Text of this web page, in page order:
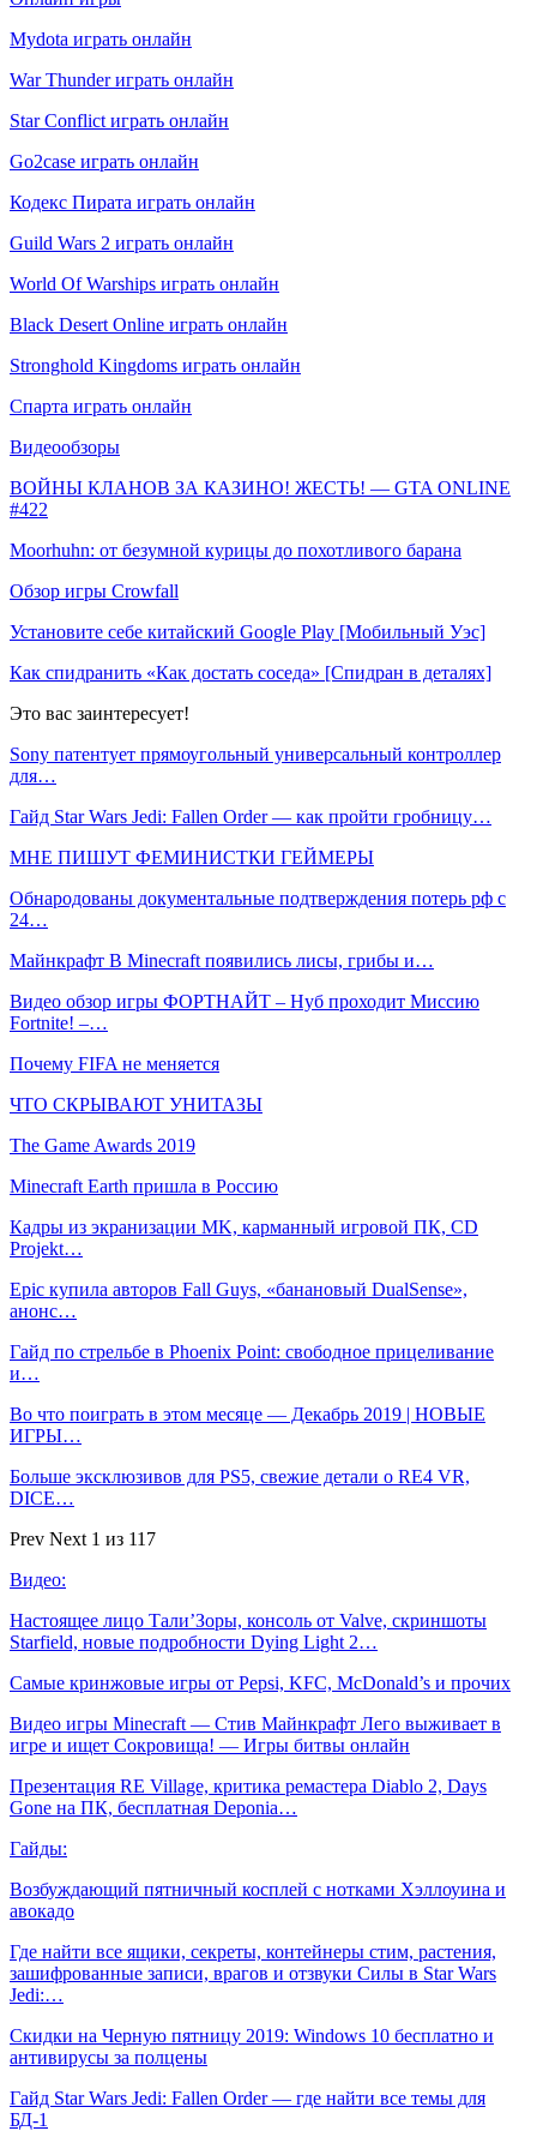
Mydota играть онлайн
War Thunder играть онлайн
Star Conflict играть онлайн
Go2case играть онлайн
Кодекс Пирата играть онлайн
Guild Wars 2 играть онлайн
World Of Warships играть онлайн
Black Desert Online играть онлайн
Stronghold Kingdoms играть онлайн
Спарта играть онлайн
Видеообзоры
ВОЙНЫ КЛАНОВ ЗА КАЗИНО! ЖЕСТЬ! — GTA ONLINE
#422
Moorhuhn: от безумной курицы до похотливого барана
Обзор игры Crowfall
Установите себе китайский Google Play [Мобильный Уэс]
Как спидранить «Как достать соседа» [Спидран в деталях]
Это вас заинтересует!
Sony патентует прямоугольный универсальный контроллер
для…
Гайд Star Wars Jedi: Fallen Order — как пройти гробницу…
МНЕ ПИШУТ ФЕМИНИСТКИ ГЕЙМЕРЫ
Обнародованы документальные подтверждения потерь рф с
24…
Майнкрафт В Minecraft появились лисы, грибы и…
Видео обзор игры ФОРТНАЙТ – Нуб проходит Миссию
Fortnite! –…
Почему FIFA не меняется
ЧТО СКРЫВАЮТ УНИТАЗЫ
The Game Awards 2019
Minecraft Earth пришла в Россию
Кадры из экранизации MK, карманный игровой ПК, CD
Projekt…
Epic купила авторов Fall Guys, «банановый DualSense»,
анонс…
Гайд по стрельбе в Phoenix Point: свободное прицеливание
и…
Во что поиграть в этом месяце — Декабрь 2019 | НОВЫЕ
ИГРЫ…
Больше эксклюзивов для PS5, свежие детали о RE4 VR,
DICE…
Prev Next 1 из 117
Видео:
Настоящее лицо Тали’Зоры, консоль от Valve, скриншоты
Starfield, новые подробности Dying Light 2…
Самые кринжовые игры от Pepsi, KFC, McDonald’s и прочих
Видео игры Minecraft — Стив Майнкрафт Лего выживает в
игре и ищет Сокровища! — Игры битвы онлайн
Презентация RE Village, критика ремастера Diablo 2, Days
Gone на ПК, бесплатная Deponia…
Гайды:
Возбуждающий пятничный косплей с нотками Хэллоуина и
авокадо
Где найти все ящики, секреты, контейнеры стим, растения,
зашифрованные записи, врагов и отзвуки Силы в Star Wars
Jedi:…
Скидки на Черную пятницу 2019: Windows 10 бесплатно и
антивирусы за полцены
Гайд Star Wars Jedi: Fallen Order — где найти все темы для
БД-1